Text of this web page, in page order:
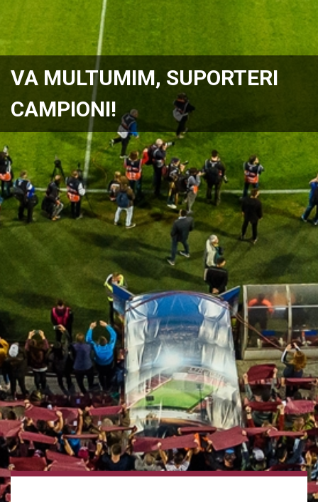
VA MULTUMIM, SUPORTERI
CAMPIONI!